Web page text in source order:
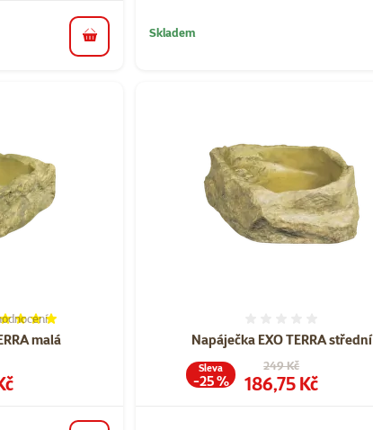
do košíku
Skladem
malá
100%, počet hodnocení: 1
Napáječka EXO TERRA střední
Původní cena
249 Kč
Cena
186,75 Kč
Sleva
-25 %